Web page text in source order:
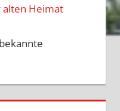
alten Heimat